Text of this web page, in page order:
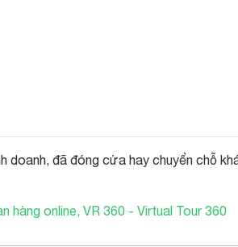
doanh, đã đóng cửa hay chuyển chỗ
hàng online, VR 360 - Virtual Tour 360